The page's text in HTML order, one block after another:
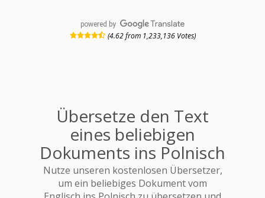
powered by
(4.62 from 1,233,136 Votes)
Übersetze den Text
eines beliebigen
Dokuments ins Polnisch
Nutze unseren kostenlosen Übersetzer,
um ein beliebiges Dokument vom